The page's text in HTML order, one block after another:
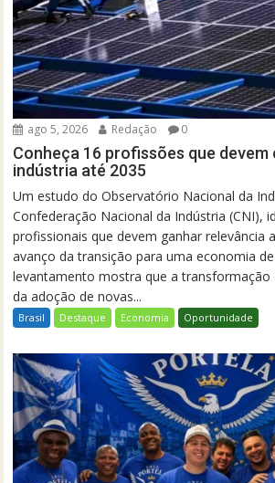
ago 5, 2026 Redação 0
Conheça 16 profissões que devem
indústria até 2035
Um estudo do Observatório Nacional da
Confederação Nacional da Indústria (CNI),
profissionais que devem ganhar relevância
avanço da transição para uma economia
levantamento mostra que a transformação
da adoção de novas...
Brasil Destaque Economia Oportunidade